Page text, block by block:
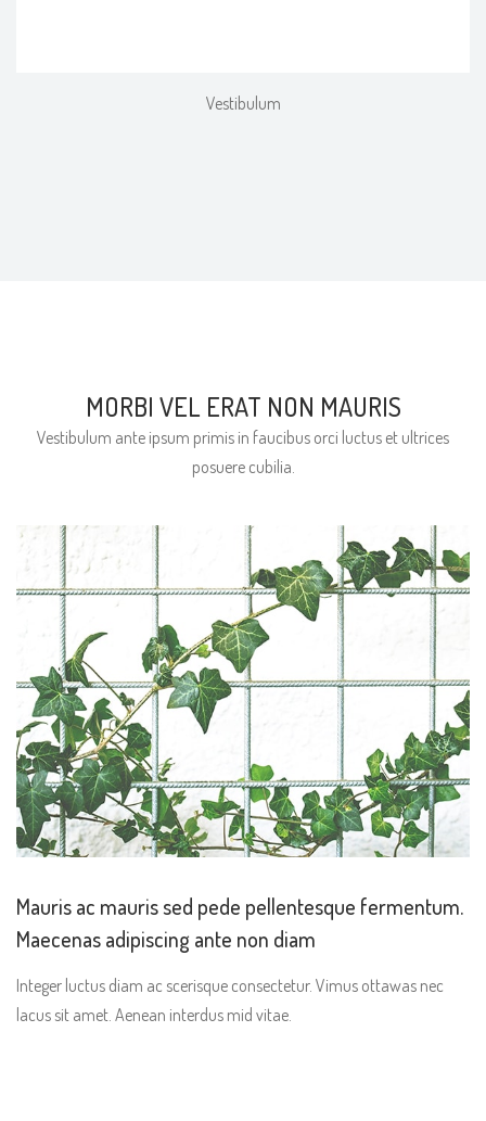
Vestibulum
MORBI VEL ERAT NON MAURIS
Vestibulum ante ipsum primis in faucibus orci luctus et ultrices
posuere cubilia.
Mauris ac mauris sed pede pellentesque fermentum.
Maecenas adipiscing ante non diam
Integer luctus diam ac scerisque consectetur. Vimus ottawas nec
lacus sit amet. Aenean interdus mid vitae.